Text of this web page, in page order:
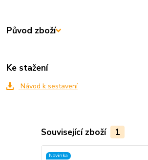
Původ zboží
Ke stažení
Návod k sestavení
Související zboží 1
Novinka